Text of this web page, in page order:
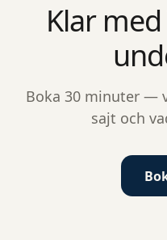
Klar
Boka 30 minuter —
sajt och